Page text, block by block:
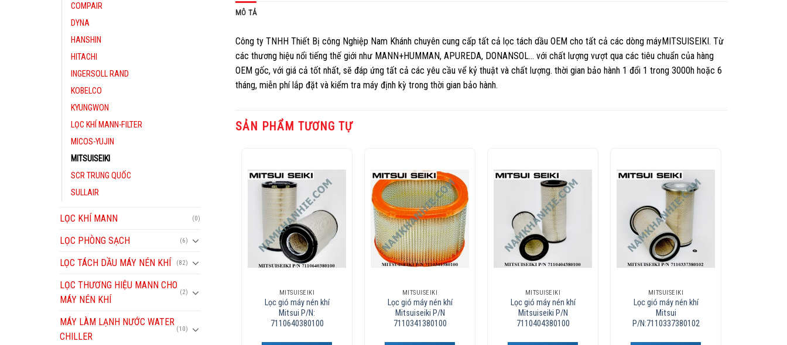
MÔ TẢ
Công ty TNHH Thiết Bị công Nghiệp Nam Khánh chuyên cung cấp tất cả lọc tách dầu OEM cho tất cả các dòng máyMITSUISEIKI. Từ
các thương hiệu nổi tiếng thế giới như MANN+HUMMAN, APUREDA, DONANSOL… với chất lượng vượt qua các tiêu chuẩn của hàng
OEM gốc, với giá cả tốt nhất, sẽ đáp ứng tất cả các yêu cầu vể kỷ thuật và chất lượng. thời gian bảo hành 1 đổi 1 trong 3000h hoặc 6
tháng, miễn phí lắp đặt và kiểm tra máy định kỳ trong thời gian bảo hành.
SẢN PHẨM TƯƠNG TỰ
Add to
Wishlist
MITSUISEIKI
Lọc gió máy nén khí
Mitsui P/N:
7110640380100
Add to
Wishlist
MITSUISEIKI
Lọc gió máy nén khí
Mitsuiseiki P/N
7110341380100
Add to
Wishlist
MITSUISEIKI
Lọc gió máy nén khí
Mitsuiseiki P/N
7110404380100
Add to
Wishlist
MITSUISEIKI
Lọc gió máy nén khí
Mitsui
P/N:7110337380102
Wishlist
Lọc gió máy nén khí
7110337380100
MITSUISEIKI
COMPAIR
DYNA
HANSHIN
HITACHI
INGERSOLL RAND
KOBELCO
KYUNGWON
LỌC KHÍ MANN-FILTER
MICOS-YUJIN
MITSUISEIKI
SCR TRUNG QUỐC
SULLAIR
LỌC KHÍ MANN (0)
LỌC PHÒNG SẠCH (6)
LỌC TÁCH DẦU MÁY NÉN KHÍ (82)
LỌC THƯƠNG HIỆU MANN CHO
MÁY NÉN KHÍ
(2)
MÁY LÀM LẠNH NƯỚC WATER
CHILLER
(10)